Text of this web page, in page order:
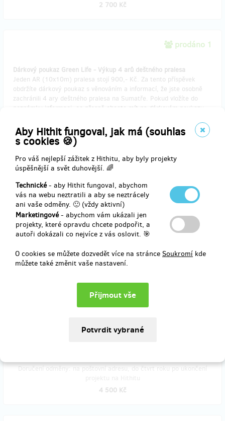
Aby Hithit fungoval, jak má (souhlas
s cookies 🍪)
Pro váš nejlepší zážitek z Hithitu, aby byly projekty
úspěšnější a svět duhovější. 🌈
Technické- aby Hithit fungoval, abychom
vás na webu neztratili a aby se neztrácely
ani vaše odměny. 🙂 (vždy aktivní)
Marketingové- abychom vám ukázali jen
projekty, které opravdu chcete podpořit, a
autoři dokázali co nejvíce z vás oslovit. 🎯
O cookies se můžete dozvedět více na stránce Soukromí kde
můžete také změnit vaše nastavení.
2 700 Kč
prodáno 1
Dárkový poukaz Green Life - Výkup 4 arů deštného pralesa
Jeden AR (10x10m) pralesa stojí 900,- Kč. Za tento příspěvek
obdržíte dárkový poukaz s věnováním a informací, že jste osobně
zachránili 4 ary deštného pralesa na Sumatře. Pokud vložíte do
poznámky informaci, co přesně chcete mít na dárkovém poukazu
Například, pokud budete chtít tento poukaz darovat jako dárek
svým nejbližším apd.....
projektu na Hithitu
3 600 Kč
Dárkový poukaz Green Life - Výkup 5 arů deštného pralesa
obdržíte dárkový poukaz s věnováním a informací, že jste osobně
zachránili 5 arů deštného pralesa na Sumatře. Pokud vložíte do
poznámky informaci, co přesně chcete mít na dárkovém poukazu
uvedeno, rádi vám jej vytiskneme s vámi požadovaným textem.
Doručení odměny: na poštovní adresu, do čtvrt roku po ukončení
4 500 Kč